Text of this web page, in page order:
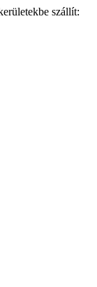
szállít: